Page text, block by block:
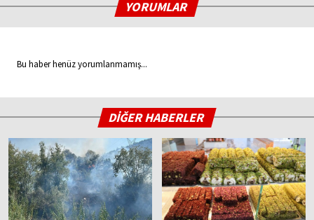
YORUMLAR
Bu haber henüz yorumlanmamış...
DİĞER HABERLER